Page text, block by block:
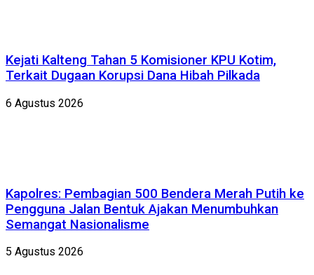
Kejati Kalteng Tahan 5 Komisioner KPU Kotim,
Terkait Dugaan Korupsi Dana Hibah Pilkada
6 Agustus 2026
Kapolres: Pembagian 500 Bendera Merah Putih ke
Pengguna Jalan Bentuk Ajakan Menumbuhkan
Semangat Nasionalisme
5 Agustus 2026